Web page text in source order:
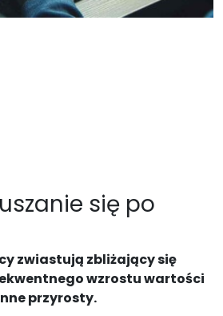
się po
zwiastują zbliżający się
wzrostu wartości
przyrosty.